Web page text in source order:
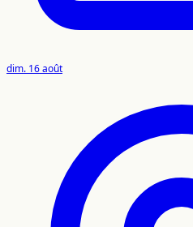
dim. 16 août